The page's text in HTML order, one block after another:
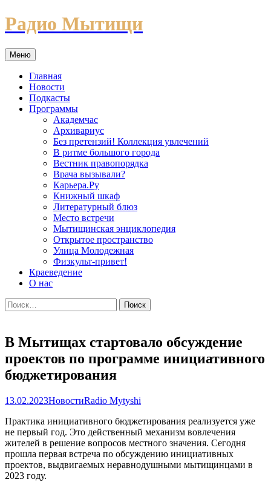
Перейти
к
Радио Мытищи
Меню
Главная
Новости
Подкасты
Программы
Академчас
Архивариус
Без претензий! Коллекция увлечений
В ритме большого города
Вестник правопорядка
Врача вызывали?
Карьера.Ру
Книжный шкаф
Литературный блюз
Место встречи
Мытищинская энциклопедия
Открытое пространство
Улица Молодежная
Физкульт-привет!
Краеведение
О нас
Найти:
В Мытищах стартовало обсуждение
проектов по программе инициативного
бюджетирования
13.02.2023НовостиRadio Mytyshi
Практика инициативного бюджетирования реализуется уже
не первый год. Это действенный механизм вовлечения
жителей в решение вопросов местного значения. Сегодня
прошла первая встреча по обсуждению инициативных
проектов, выдвигаемых неравнодушными мытищинцами в
2023 году.